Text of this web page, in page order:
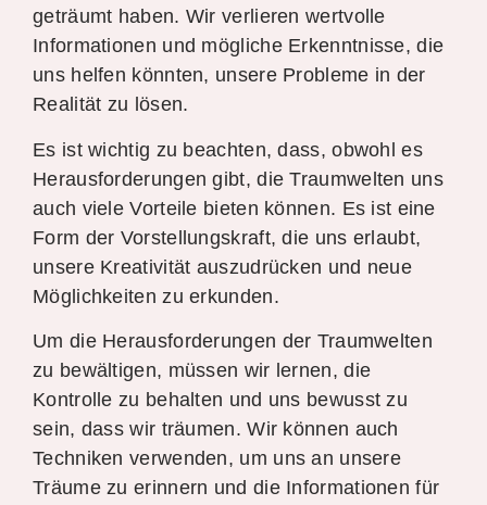
geträumt haben. Wir verlieren wertvolle
Informationen und mögliche Erkenntnisse, die
uns helfen könnten, unsere Probleme in der
Realität zu lösen.
Es ist wichtig zu beachten, dass, obwohl es
Herausforderungen gibt, die Traumwelten uns
auch viele Vorteile bieten können. Es ist eine
Form der Vorstellungskraft, die uns erlaubt,
unsere Kreativität auszudrücken und neue
Möglichkeiten zu erkunden.
Um die Herausforderungen der Traumwelten
zu bewältigen, müssen wir lernen, die
Kontrolle zu behalten und uns bewusst zu
sein, dass wir träumen. Wir können auch
Techniken verwenden, um uns an unsere
Träume zu erinnern und die Informationen für